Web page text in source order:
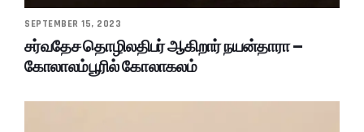
SEPTEMBER 15, 2023
சர்வதேச தொழிலதிபர் ஆகிறார் நயன்தாரா –
கோலாலம்பூரில் கோலாகலம்